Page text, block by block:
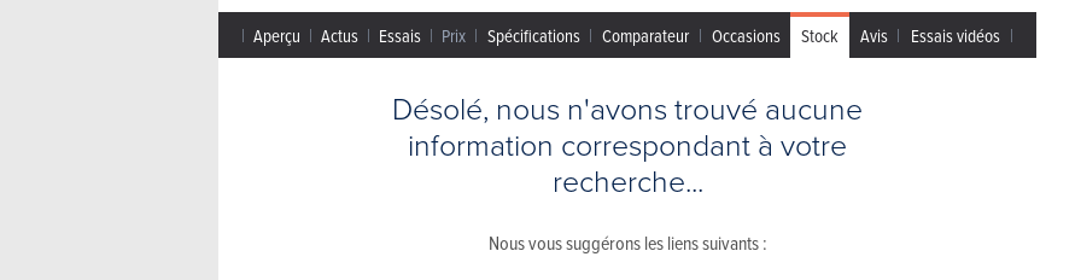
Aperçu Actus Essais Prix Spécifications Comparateur Occasions Stock Avis Essais vidéos
Désolé, nous n'avons trouvé aucune
information correspondant à votre
recherche...
Nous vous suggérons les liens suivants :